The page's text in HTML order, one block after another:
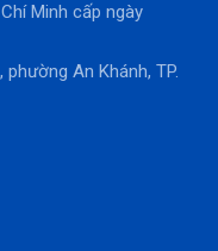
Minh cấp ngày
An Khánh, TP.